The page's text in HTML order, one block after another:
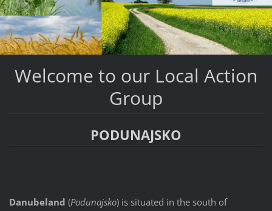
Welcome to our Local Action
Group
PODUNAJSKO
Danubeland (Podunajsko) is situated in the south of